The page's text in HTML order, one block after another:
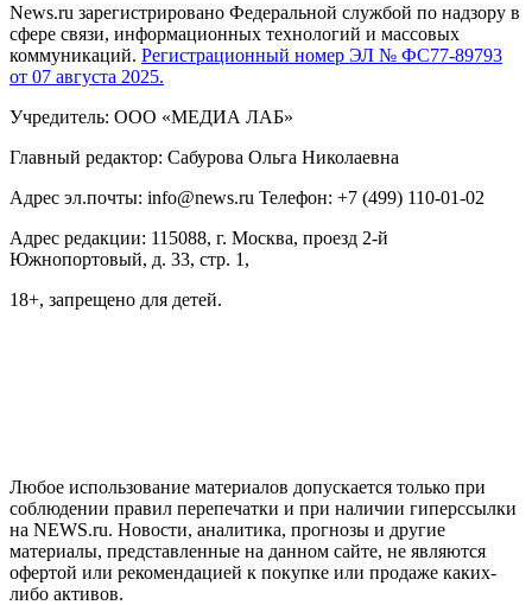
News.ru зарегистрировано Федеральной службой по надзору в
сфере связи, информационных технологий и массовых
коммуникаций. Регистрационный номер ЭЛ № ФС77-89793
от 07 августа 2025.
Учредитель: ООО «МЕДИА ЛАБ»
Главный редактор: Сабурова Ольга Николаевна
Адрес эл.почты: info@news.ru Телефон: +7 (499) 110-01-02
Адрес редакции: 115088, г. Москва, проезд 2-й
Южнопортовый, д. 33, стр. 1,
18+, запрещено для детей.
Любое использование материалов допускается только при
соблюдении правил перепечатки и при наличии гиперссылки
на NEWS.ru. Новости, аналитика, прогнозы и другие
материалы, представленные на данном сайте, не являются
офертой или рекомендацией к покупке или продаже каких-
либо активов.